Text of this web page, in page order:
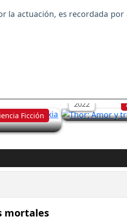
la actuación, es recordada
Ficción
2022
mortales